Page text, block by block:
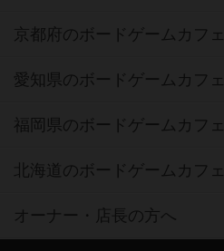
京都府のボードゲームカフェ
愛知県のボードゲームカフェ
福岡県のボードゲームカフェ
北海道のボードゲームカフェ
オーナー・店長の方へ